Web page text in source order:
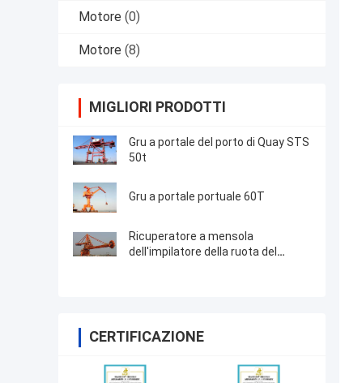
Motore (0)
Motore (8)
MIGLIORI PRODOTTI
Gru a portale del porto di Quay STS
50t
Gru a portale portuale 60T
Ricuperatore a mensola
dell'impilatore della ruota del
CERTIFICAZIONE